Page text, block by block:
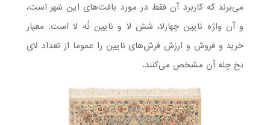
می‌برند که کاربرد آن فقط در مورد بافت‌های این شهر است،
و آن واژه نایین چهارلا، شش لا و نایین نُه لا است. معیار
خرید و فروش و ارزش فرش‌های نایین را عموما از تعداد لای
نخ چله آن مشخص می‌کنند.